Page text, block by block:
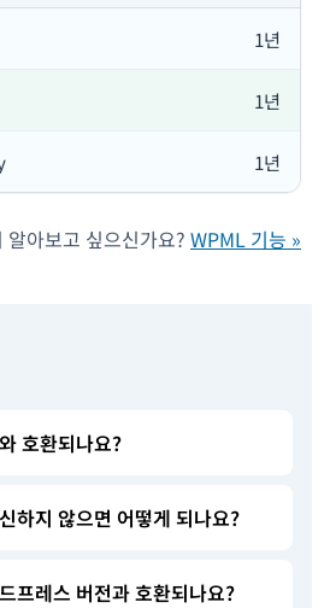
1년
1년
1년
알아보고 싶으신가요? WPML 기능 »
호환되나요?
하지 않으면 어떻게 되나요?
프레스 버전과 호환되나요?